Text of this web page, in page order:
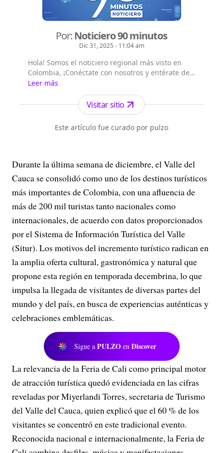
Por:Noticiero 90 minutos
Dic 31, 2025 - 11:04 am
Hola! Somos el noticiero regional más visto en
Colombia, ¡Conéctate con nosotros y entérate de
las noticias del suroccidente colombiano!,
Emisión digital en vivo a las 8 a.m. por todos
nuestros canales digitales, Emisión central a la
1:00 p.m. por el canal Telepacífico y nuestros
canales digitales.
Leer más
Visitar sitio
Este artículo fue curado por pulzo
Durante la última semana de diciembre, el Valle del
Cauca se consolidó como uno de los destinos turísticos
más importantes de Colombia, con una afluencia de
más de 200 mil turistas tanto nacionales como
internacionales, de acuerdo con datos proporcionados
por el Sistema de Información Turística del Valle
(Situr). Los motivos del incremento turístico radican en
la amplia oferta cultural, gastronómica y natural que
propone esta región en temporada decembrina, lo que
impulsa la llegada de visitantes de diversas partes del
mundo y del país, en busca de experiencias auténticas y
celebraciones emblemáticas.
Sigue a PULZO en Discover
La relevancia de la Feria de Cali como principal motor
de atracción turística quedó evidenciada en las cifras
reveladas por Miyerlandi Torres, secretaria de Turismo
del Valle del Cauca, quien explicó que el 60 % de los
visitantes se concentró en este tradicional evento.
Reconocida nacional e internacionalmente, la Feria de